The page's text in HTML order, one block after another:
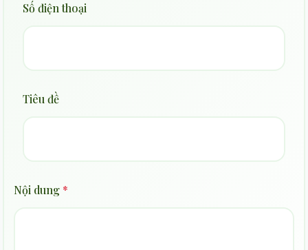
Số điện thoại
Tiêu đề
Nội dung *